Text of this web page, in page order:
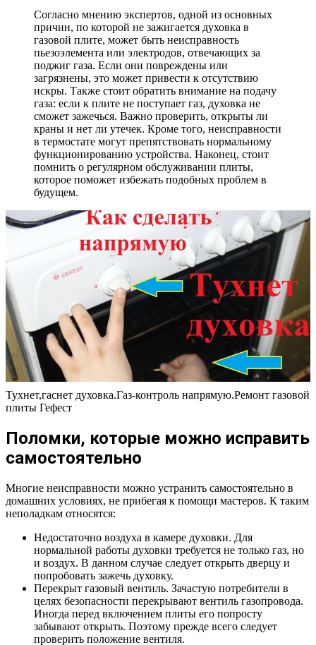
Согласно мнению экспертов, одной из основных
причин, по которой не зажигается духовка в
газовой плите, может быть неисправность
пьезоэлемента или электродов, отвечающих за
поджиг газа. Если они повреждены или
загрязнены, это может привести к отсутствию
искры. Также стоит обратить внимание на подачу
газа: если к плите не поступает газ, духовка не
сможет зажечься. Важно проверить, открыты ли
краны и нет ли утечек. Кроме того, неисправности
в термостате могут препятствовать нормальному
функционированию устройства. Наконец, стоит
помнить о регулярном обслуживании плиты,
которое поможет избежать подобных проблем в
будущем.
Тухнет,гаснет духовка.Газ-контроль напрямую.Ремонт газовой
плиты Гефест
Поломки, которые можно исправить
самостоятельно
Многие неисправности можно устранить самостоятельно в
домашних условиях, не прибегая к помощи мастеров. К таким
неполадкам относятся:
Недостаточно воздуха в камере духовки. Для
нормальной работы духовки требуется не только газ, но
и воздух. В данном случае следует открыть дверцу и
попробовать зажечь духовку.
Перекрыт газовый вентиль. Зачастую потребители в
целях безопасности перекрывают вентиль газопровода.
Иногда перед включением плиты его попросту
забывают открыть. Поэтому прежде всего следует
проверить положение вентиля.